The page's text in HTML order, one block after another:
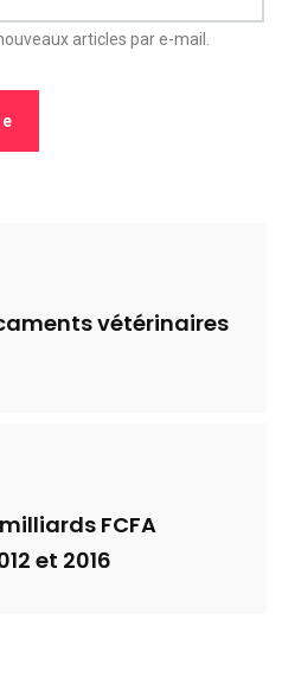
articles par e-mail.
vétérinaires
FCFA
et 2016